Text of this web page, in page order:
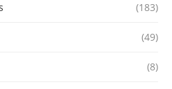
(183)
(49)
(8)